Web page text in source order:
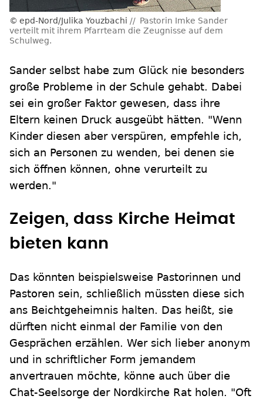
epd-Nord/Julika Youzbachi
Pastorin Imke Sander
verteilt mit ihrem Pfarrteam die Zeugnisse auf dem
Schulweg.
Sander selbst habe zum Glück nie besonders
große Probleme in der Schule gehabt. Dabei
sei ein großer Faktor gewesen, dass ihre
Eltern keinen Druck ausgeübt hätten. "Wenn
Kinder diesen aber verspüren, empfehle ich,
sich an Personen zu wenden, bei denen sie
sich öffnen können, ohne verurteilt zu
werden."
Zeigen, dass Kirche Heimat
bieten kann
Das könnten beispielsweise Pastorinnen und
Pastoren sein, schließlich müssten diese sich
ans Beichtgeheimnis halten. Das heißt, sie
dürften nicht einmal der Familie von den
Gesprächen erzählen. Wer sich lieber anonym
und in schriftlicher Form jemandem
anvertrauen möchte, könne auch über die
Chat-Seelsorge der Nordkirche Rat holen. "Oft